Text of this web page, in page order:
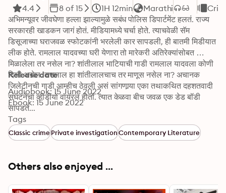
4.4 8 of 15 1H 12min Marathi
अभिमन्यूवर जीवघेणा हल्ला झाल्यामुळे सबंध पोलिस डिपार्टमेंट हलतं. राज्य
सरकारही खाडकन जागं होतं. मीडियामध्ये चर्चा होते. त्याचवेळी सॅम
डिसूजाच्या घराजवळ स्फोटकांनी भरलेली कार सापडली, ही बातमी मिडीयात
लीक होते. रामलाल यादवच्या घरी येणारा तो मारेकरी अतिरेक्यांसोबत
मिळालेला तर नसेल ना? शांतीलाल भाटियाची गाडी रामलाल यादवला कोणी
दिली असेल. रामलाल हा शांतीलालचाच तर माणूस नसेल ना? अचानक
जिलेटीनची गाडी आम्हीच ठेवली असं सांगणार्‍या एका तथाकथित दहशतवादी
संघटनेचा व्हीडीयो वायरल होतो. त्यात केळवा बीच जवळ एक डेड बॉडी
सापडते...
Release date
Audiobook: 15 June 2022
Ebook: 15 June 2022
Tags
Classic crimePrivate investigationContemporary Literature
Others also enjoyed ...